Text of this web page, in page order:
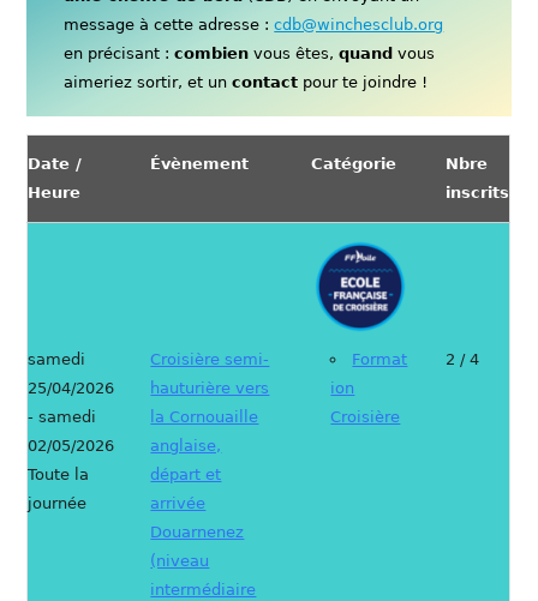
message à cette adresse :cdb@winchesclub.org
en précisant :combien vous êtes,quand vous
aimeriez sortir, et uncontact pour te joindre !
Date /
Heure
Évènement Catégorie
Nbre
inscrits
samedi
25/04/2026
- samedi
02/05/2026
Toute la
journée
Croisière semi-
hauturière vers
la Cornouaille
anglaise,
départ et
arrivée
Douarnenez
(niveau
intermédiaire
Format
ion
Croisière
2 / 4